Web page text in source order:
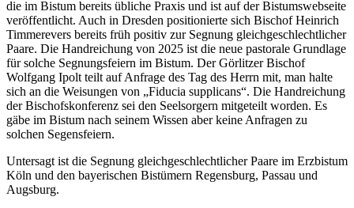
die im Bistum bereits übliche Praxis und ist auf der Bistumswebseite
veröffentlicht. Auch in Dresden positionierte sich Bischof Heinrich
Timmerevers bereits früh positiv zur Segnung gleichgeschlechtlicher
Paare. Die Handreichung von 2025 ist die neue pastorale Grundlage
für solche Segnungsfeiern im Bistum. Der Görlitzer Bischof
Wolfgang Ipolt teilt auf Anfrage des Tag des Herrn mit, man halte
sich an die Weisungen von „Fiducia supplicans“. Die Handreichung
der Bischofskonferenz sei den Seelsorgern mitgeteilt worden. Es
gäbe im Bistum nach seinem Wissen aber keine Anfragen zu
solchen Segensfeiern.
Untersagt ist die Segnung gleichgeschlechtlicher Paare im Erzbistum
Köln und den bayerischen Bistümern Regensburg, Passau und
Augsburg.